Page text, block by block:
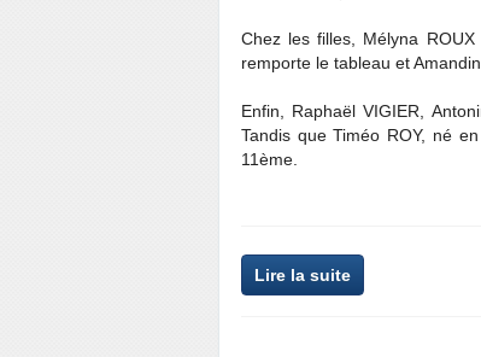
Chez les filles, Mélyna
remporte le tableau et
Enfin, Raphaël VIGIER,
Tandis que Timéo ROY, né
11ème.
Lire la suite